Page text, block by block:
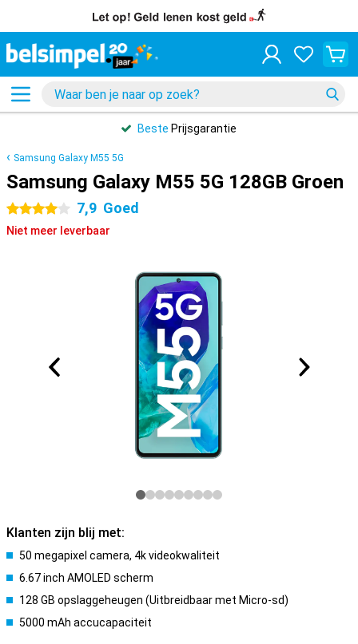
Beste Prijsgarantie
Samsung Galaxy M55 5G
Samsung Galaxy M55 5G 128GB Groen
4 sterren 7,9 Goed
Niet meer leverbaar
Klanten zijn blij met:
50 megapixel camera, 4k videokwaliteit
6.67 inch AMOLED scherm
128 GB opslaggeheugen (Uitbreidbaar met Micro-sd)
5000 mAh accucapaciteit